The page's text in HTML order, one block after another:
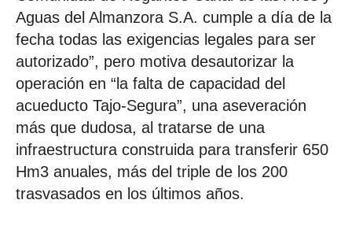
Aguas del Almanzora S.A. cumple a día de la
fecha todas las exigencias legales para ser
autorizado”, pero motiva desautorizar la
operación en “la falta de capacidad del
acueducto Tajo-Segura”, una aseveración
más que dudosa, al tratarse de una
infraestructura construida para transferir 650
Hm3 anuales, más del triple de los 200
trasvasados en los últimos años.